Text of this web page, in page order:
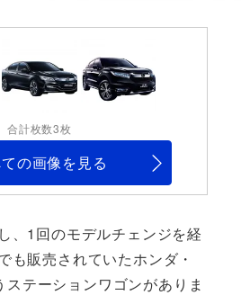
合計枚数3枚
の画像を見る
、1回のモデルチェンジを経
も販売されていたホンダ・
テーションワゴンがありま